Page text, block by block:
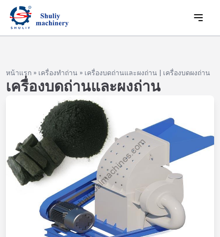
หน้าแรก » เครื่องทำถ่าน » เครื่องบดถ่านและผงถ่าน | เครื่องบดผงถ่าน
เครื่องบดถ่านและผงถ่าน